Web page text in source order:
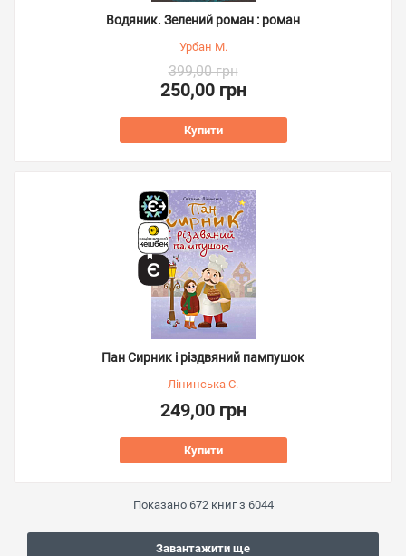
Водяник. Зелений роман : роман
Урбан М.
399,00 грн
250,00 грн
Купити
Пан Сирник і різдвяний пампушок
Лінинська С.
249,00 грн
Купити
Показано 672книг з 6044
Завантажити ще